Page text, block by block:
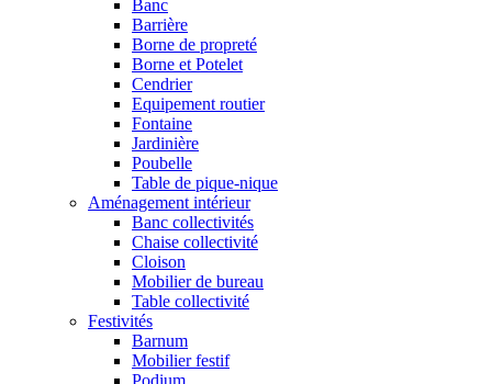
Banc
Barrière
Borne de propreté
Borne et Potelet
Cendrier
Equipement routier
Fontaine
Jardinière
Poubelle
Table de pique-nique
Aménagement intérieur
Banc collectivités
Chaise collectivité
Cloison
Mobilier de bureau
Table collectivité
Festivités
Barnum
Mobilier festif
Podium